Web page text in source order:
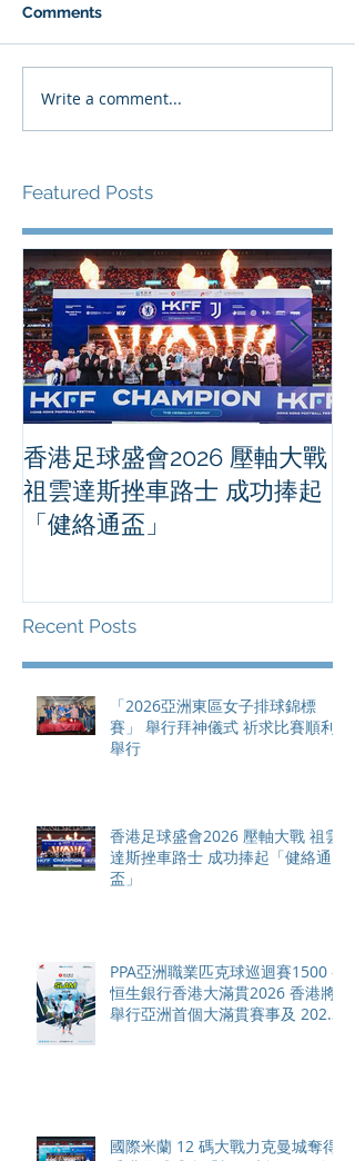
Comments
Write a comment...
Featured Posts
香港足球盛會2026 壓軸大戰
祖雲達斯挫車路士 成功捧起
「健絡通盃」
Recent Posts
「2026亞洲東區女子排球錦標
賽」 舉行拜神儀式 祈求比賽順利
舉行
香港足球盛會2026 壓軸大戰 祖雲
達斯挫車路士 成功捧起「健絡通
盃」
PPA亞洲職業匹克球巡迴賽1500 -
恒生銀行香港大滿貫2026 香港將
舉行亞洲首個大滿貫賽事及 2026
國際米蘭 12 碼大戰力克曼城奪得